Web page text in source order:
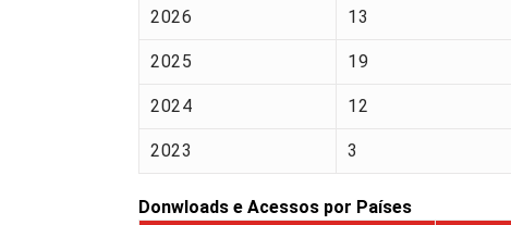
2026 13
2025 19
2024 12
2023 3
Donwloads e Acessos por Países